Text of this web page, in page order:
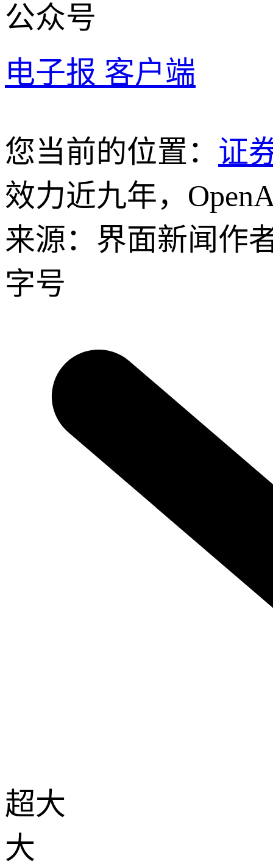
公众号
电子报 客户端
您当前的位置： 证
效力近九年，
来源：界面新闻作
字号
超大
大